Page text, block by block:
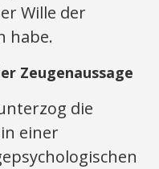
Wille der
habe.
Zeugenaussage
die
einer